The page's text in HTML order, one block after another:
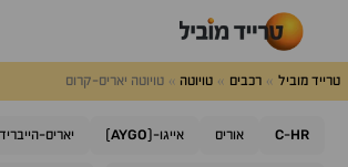
טרייד מוביל רכבים טויוטה טויוטה יאריס-קרוס
C-HR אוריס אייגו-(AYGO
) יאריס-הייבריד